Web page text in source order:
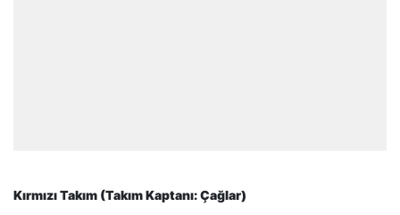
Kırmızı Takım (Takım Kaptanı: Çağlar)